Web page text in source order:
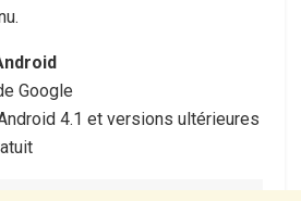
Google
4.1 et versions ultérieures